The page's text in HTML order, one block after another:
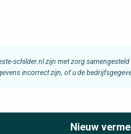
schilder.nl zijn met zorg
incorrect zijn, of u de
Nieuw